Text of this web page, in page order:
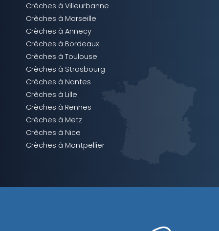
Crèches à Villeurbanne
Crèches à Marseille
Crèches à Annecy
Crèches à Bordeaux
Crèches à Toulouse
Crèches à Strasbourg
Crèches à Nantes
Crèches à Lille
Crèches à Rennes
Crèches à Metz
Crèches à Nice
Crèches à Montpellier